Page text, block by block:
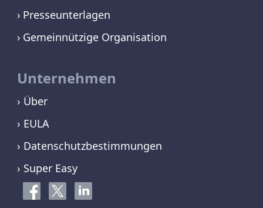
Presseunterlagen
Gemeinnützige Organisation
Unternehmen
› Über
› EULA
› Datenschutzbestimmungen
› Super Easy